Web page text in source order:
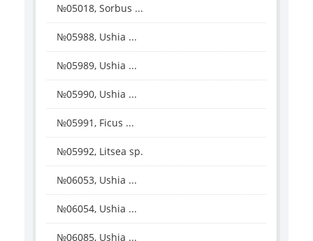
№05018, Sorbus ...
№05988, Ushia ...
№05989, Ushia ...
№05990, Ushia ...
№05991, Ficus ...
№05992, Litsea sp.
№06053, Ushia ...
№06054, Ushia ...
№06085, Ushia ...